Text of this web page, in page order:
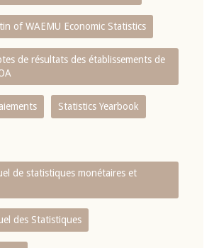
of WAEMU Economic Statistics
de résultats des établissements de
Statistics Yearbook
de statistiques monétaires et
des Statistiques